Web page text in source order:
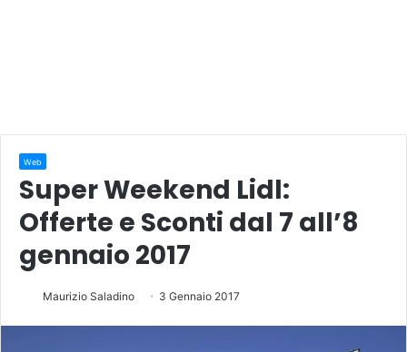
Web
Super Weekend Lidl:
Offerte e Sconti dal 7 all’8
gennaio 2017
Maurizio Saladino 3 Gennaio 2017